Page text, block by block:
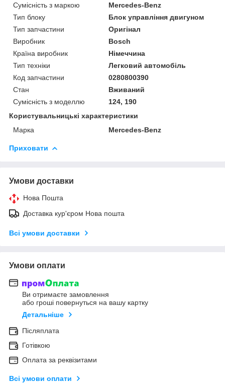
Сумісність з маркою
Mercedes-Benz
Тип блоку
Блок управління двигуном
Тип запчастини
Оригінал
Виробник
Bosch
Країна виробник
Німеччина
Тип техніки
Легковий автомобіль
Код запчастини
0280800390
Стан
Вживаний
Сумісність з моделлю
124, 190
Користувальницькі характеристики
Марка
Mercedes-Benz
Приховати
Умови доставки
Нова Пошта
Доставка кур'єром Нова пошта
Всі умови доставки
Умови оплати
Ви отримаєте замовлення
або гроші повернуться на вашу картку
Детальніше
Післяплата
Готівкою
Оплата за реквізитами
Всі умови оплати